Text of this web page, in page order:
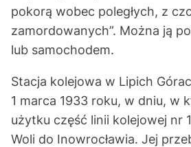
pokorą wobec poległych, z
zamordowanych”. Można ją
lub samochodem.
Stacja kolejowa w Lipich
1 marca 1933 roku, w dniu, w
użytku część linii kolejowej nr
Woli do Inowrocławia. Jej